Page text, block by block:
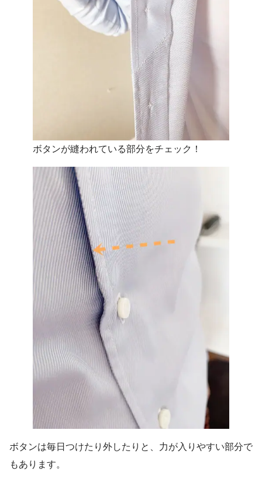
ボタンが縫われている部分をチェック！
ボタンは毎日つけたり外したりと、力が入りやすい部分で
もあります。